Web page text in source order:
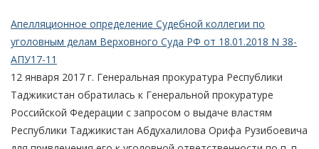
Апелляционное определение Судебной коллегии по
уголовным делам Верховного Суда РФ от 18.01.2018 N 38-
АПУ17-11
12 января 2017 г. Генеральная прокуратура Республики
Таджикистан обратилась к Генеральной прокуратуре
Российской Федерации с запросом о выдаче властям
Республики Таджикистан Абдухалилова Орифа Рузибоевича